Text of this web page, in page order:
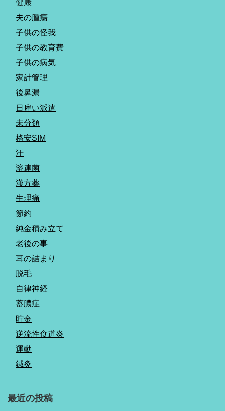
健康
夫の腫瘍
子供の怪我
子供の教育費
子供の病気
家計管理
後鼻漏
日雇い派遣
未分類
格安SIM
汗
溶連菌
漢方薬
生理痛
節約
純金積み立て
老後の事
耳の詰まり
脱毛
自律神経
蓄膿症
貯金
逆流性食道炎
運動
鍼灸
最近の投稿